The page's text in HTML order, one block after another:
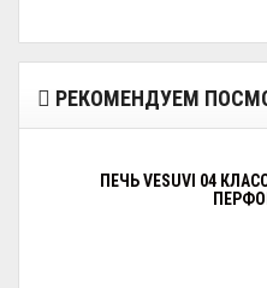
РЕКОМЕНДУЕМ
ПЕЧЬ VESUVI 04